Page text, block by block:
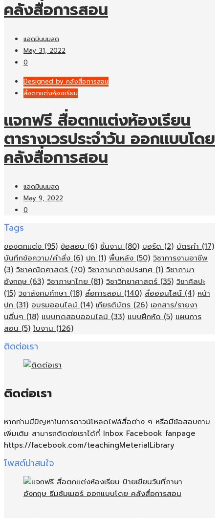
คลังสื่อการสอน
แอดมินนมสด
May 31, 2022
0
Designed by คลังสื่อการสอน
สื่อตกแต่งห้องเรียน
แจกฟรี สื่อตกแต่งห้องเรียน
ตารางเวรประจำวัน ออกแบบโดย
คลังสื่อการสอน
แอดมินนมสด
May 9, 2022
0
Tags
ของตกแต่ง (95) ข้อสอบ (6) ชิ้นงาน (80) บอร์ด (2) บัตรคำ (17)
บันทึกข้อความ/คำสั่ง (6) ปก (1) พื้นหลัง (50) วิชาการงานอาชีพ
(3) วิชาคณิตศาสตร์ (70) วิชาภาษาต่างประเทศ (1) วิชาภาษา
อังกฤษ (63) วิชาภาษาไทย (81) วิชาวิทยาศาสตร์ (35) วิชาศิลปะ
(15) วิชาสังคมศึกษา (18) สื่อการสอน (140) สื่อออนไลน์ (4) หน้า
ปก (31) อบรมออนไลน์ (14) เกียรติบัตร (26) เอกสาร/รายงา
นอื่นๆ (18) แบบทดสอบออนไลน์ (33) แบบฝึกหัด (5) แผนการ
สอน (5) ใบงาน (126)
ติดต่อเรา
ติดต่อเรา
หากท่านมีปัญหาในการดาวน์โหลดไฟล์สื่อต่าง ๆ หรือมีข้อสอบถาม
เพิ่มเติม สามารถติดต่อเราได้ที่ Inbox Facebook fanpage
https://facebook.com/teachingMeterialLibrary
โพสต์น่าสนใจ